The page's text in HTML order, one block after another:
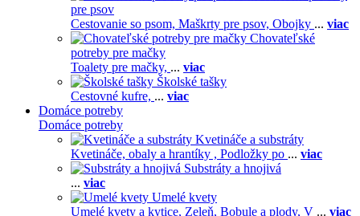
pre psov
Cestovanie so psom, Maškrty pre psov, Obojky ... viac
Chovateľské
potreby pre mačky
Toalety pre mačky, ... viac
Školské tašky
Cestovné kufre, ... viac
Domáce potreby
Domáce potreby
Kvetináče a substráty
Kvetináče, obaly a hrantíky , Podložky po ... viac
Substráty a hnojivá
... viac
Umelé kvety
Umelé kvety a kytice, Zeleň, Bobule a plody, V ... viac